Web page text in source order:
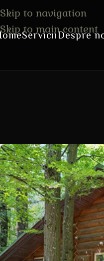
Skip to navigation
Skip to main content
ServiciiDespre